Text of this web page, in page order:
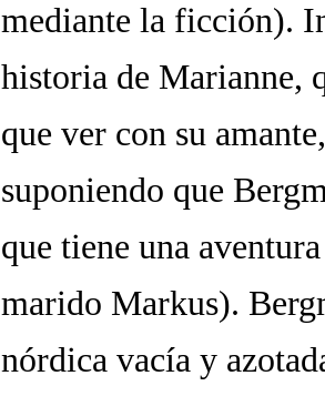
mediante la ficción).
historia de Marianne,
que ver con su
suponiendo que
que tiene una
marido Markus).
nórdica vacía y